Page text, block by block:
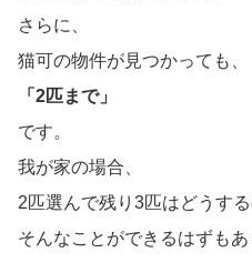
さらに、
猫可の物件が見つかっても、
「2匹まで」
です。
我が家の場合、
2匹選んで残り3匹はどうする
そんなことができるはずもあ